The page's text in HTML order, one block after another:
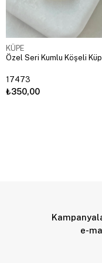
KÜPE
Özel Seri Kumlu Köşeli
17473
₺350,00
e-